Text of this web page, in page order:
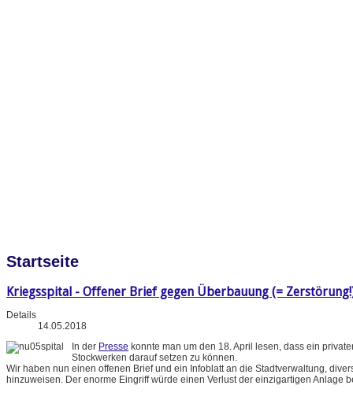
Startseite
Kriegsspital - Offener Brief gegen Überbauung (=
Details
14.05.2018
In der Presse konnte man um den 18. April lesen, dass ein
Stockwerken darauf setzen zu können.
Wir haben nun einen offenen Brief und ein Infoblatt an die Stadtverwaltung,
hinzuweisen. Der enorme Eingriff würde einen Verlust der einzigartigen Anlage